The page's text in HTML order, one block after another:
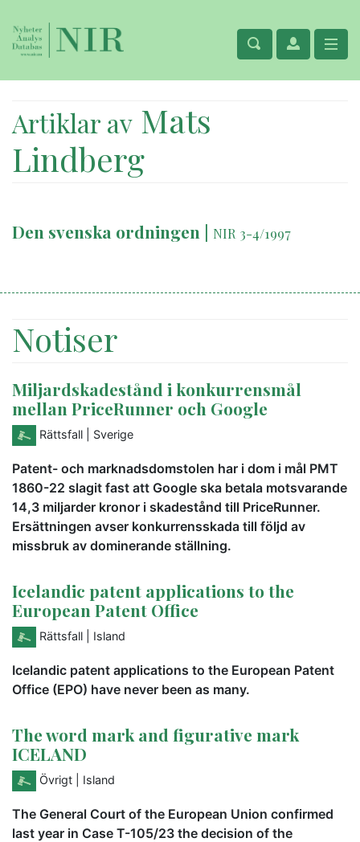
Artiklar av Mats
Lindberg
Den svenska ordningen | NIR 3-4/1997
Notiser
Miljardskadestånd i konkurrensmål
mellan PriceRunner och Google
Rättsfall | Sverige
Patent- och marknadsdomstolen har i dom i mål PMT
1860-22 slagit fast att Google ska betala motsvarande
14,3 miljarder kronor i skadestånd till PriceRunner.
Ersättningen avser konkurrensskada till följd av
missbruk av dominerande ställning.
Icelandic patent applications to the
European Patent Office
Rättsfall | Island
Icelandic patent applications to the European Patent
Office (EPO) have never been as many.
The word mark and figurative mark
ICELAND
Övrigt | Island
The General Court of the European Union confirmed
last year in Case T-105/23 the decision of the